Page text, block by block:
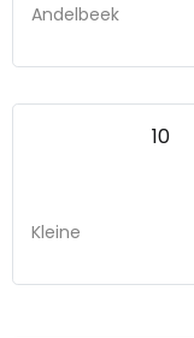
Andelbeek
10
Kleine